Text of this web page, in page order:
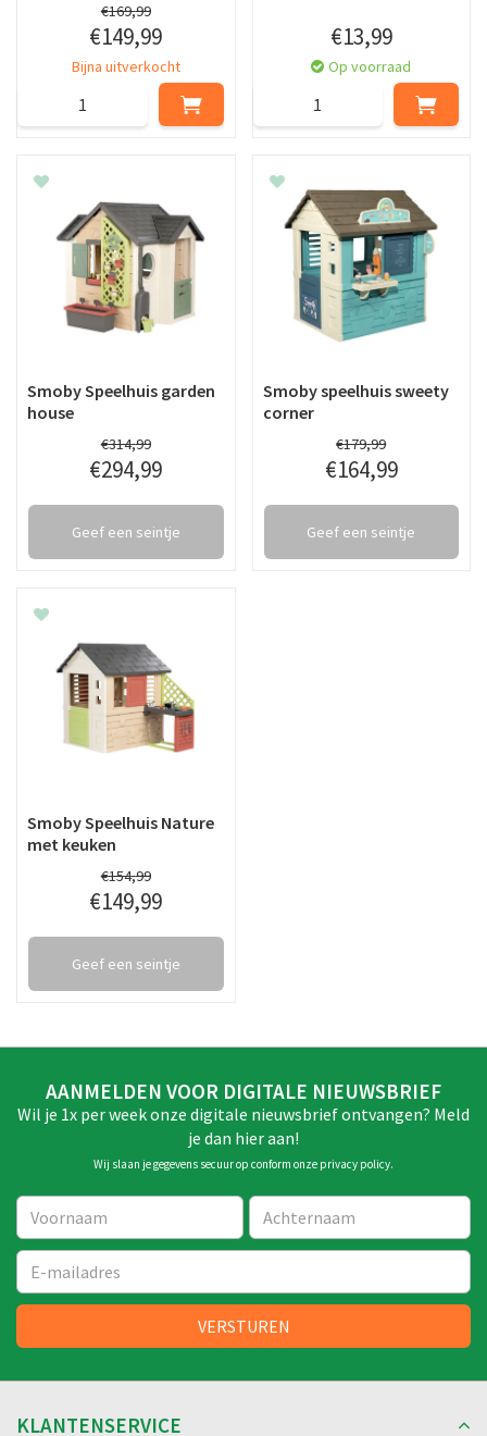
€169,99
€149,99
Bijna uitverkocht
€13,99
Op voorraad
Smoby Speelhuis garden
house
€314,99
€294,99
Geef een seintje
Smoby speelhuis sweety
corner
€179,99
€164,99
Geef een seintje
Smoby Speelhuis Nature
met keuken
€154,99
€149,99
Geef een seintje
AANMELDEN VOOR DIGITALE NIEUWSBRIEF
Wil je 1x per week onze digitale nieuwsbrief ontvangen? Meld
je dan hier aan!
Wij slaan je gegevens secuur op conform onze privacy policy.
KLANTENSERVICE